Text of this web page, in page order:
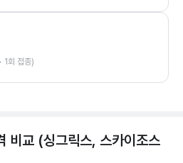
1회 접종)
비교 (싱그릭스, 스카이조스